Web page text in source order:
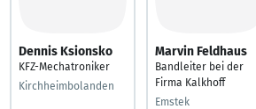
Dennis Ksionsko
KFZ-Mechatroniker
Kirchheimbolanden
Marvin Feldhaus
Bandleiter bei der
Firma Kalkhoff
Emstek